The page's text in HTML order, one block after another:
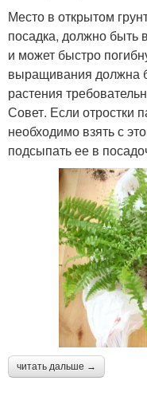
Место в открытом
посадка, должно быть
и может быстро
выращивания должна
растения
Совет. Если отростки
необходимо взять с
подсыпать ее в
читать дальше →